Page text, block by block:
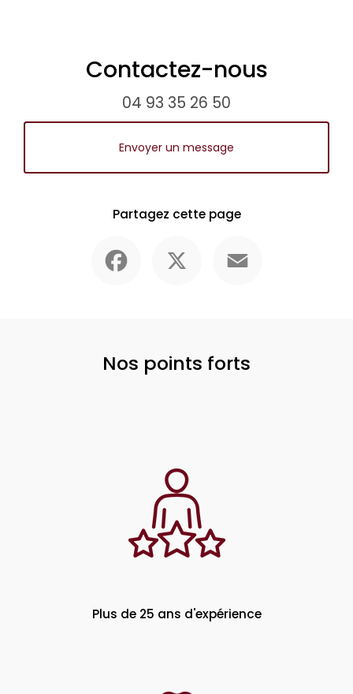
Contactez-nous
04 93 35 26 50
Envoyer un message
Partagez cette page
Nos points forts
Plus de 25 ans d'expérience